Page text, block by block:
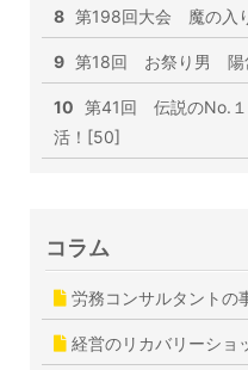
8 第198回大会 魔の入
9 第18回 お祭り男 陽
10 第41回 伝説のNo.１
活！[50]
コラム
労務コンサルタントの
経営のリカバリーショ